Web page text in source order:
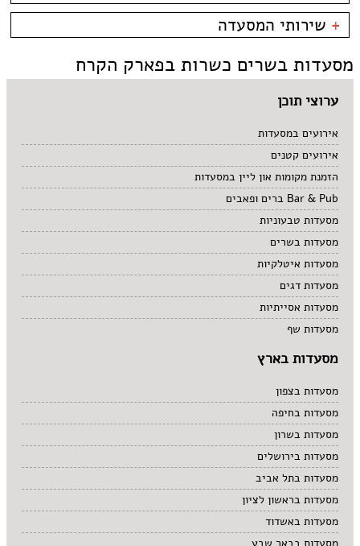
קניון מול הים - טיילת
צמחוני/טבעוני
פירות ים
סושי
אוכל ביתי
בית קפה
טאפאס בר
סיני
כשרות
כשר למהדרין
+ שירותי המסעדה
משלוחים
מסעדות בשרים כשרות בפארק הקרח
ערוצי תוכן
אירועים במסעדות
אירועים קטנים
הזמנת מקומות און ליין במסעדות
Bar & Pub ברים ופאבים
מסעדות טבעוניות
מסעדות בשרים
מסעדות איטלקיות
מסעדות דגים
מסעדות אסייתיות
מסעדות שף
מסעדות בארץ
מסעדות בצפון
מסעדות בחיפה
מסעדות בשרון
מסעדות בירושלים
מסעדות בתל אביב
מסעדות בראשון לציון
מסעדות באשדוד
מסעדות בבאר שבע